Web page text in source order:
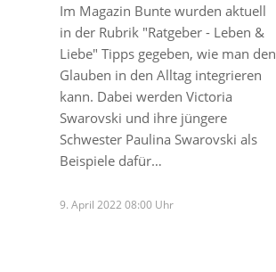
Im Magazin Bunte wurden aktuell
in der Rubrik "Ratgeber - Leben &
Liebe" Tipps gegeben, wie man den
Glauben in den Alltag integrieren
kann. Dabei werden Victoria
Swarovski und ihre jüngere
Schwester Paulina Swarovski als
Beispiele dafür…
9. April 2022 08:00 Uhr